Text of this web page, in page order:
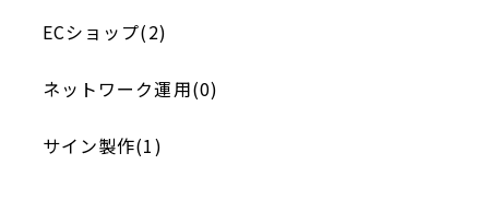
ECショップ(2)
ネットワーク運用(0)
サイン製作(1)